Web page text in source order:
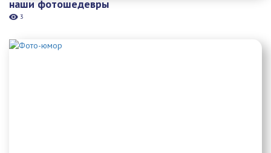
наши фотошедевры
3